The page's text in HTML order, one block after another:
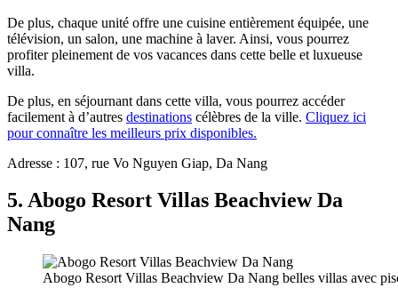
De plus, chaque unité offre une cuisine entièrement équipée, une
télévision, un salon, une machine à laver. Ainsi, vous pourrez
profiter pleinement de vos vacances dans cette belle et luxueuse
villa.
De plus, en séjournant dans cette villa, vous pourrez accéder
facilement à d’autres destinations célèbres de la ville. Cliquez ici
pour connaître les meilleurs prix disponibles.
Adresse : 107, rue Vo Nguyen Giap, Da Nang
5. Abogo Resort Villas Beachview Da
Nang
Abogo Resort Villas Beachview Da Nang belles villas avec